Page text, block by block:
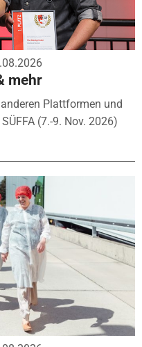
mehr
Plattformen und
(7.-9. Nov. 2026)